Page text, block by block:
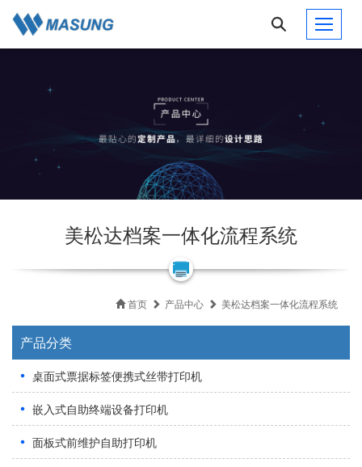
美松达档案一体化流程系统
首页 产品中心 美松达档案一体化流程系统
产品分类
桌面式票据标签便携式丝带打印机
嵌入式自助终端设备打印机
面板式前维护自助打印机